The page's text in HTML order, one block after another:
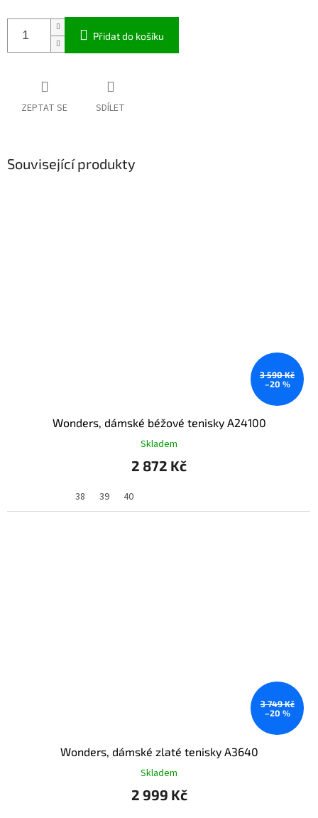
Přidat do košíku
ZEPTAT SE SDÍLET
Související produkty
3 590 Kč
–20 %
Wonders, dámské béžové tenisky A24100
Skladem
2 872 Kč
38 39 40
3 749 Kč
–20 %
Wonders, dámské zlaté tenisky A3640
Skladem
2 999 Kč